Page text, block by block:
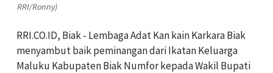
RRI/Ronny)
RRI.CO.ID, Biak - Lembaga Adat Kan kain Karkara Biak
menyambut baik peminangan dari Ikatan Keluarga
Maluku Kabupaten Biak Numfor kepada Wakil Bupati